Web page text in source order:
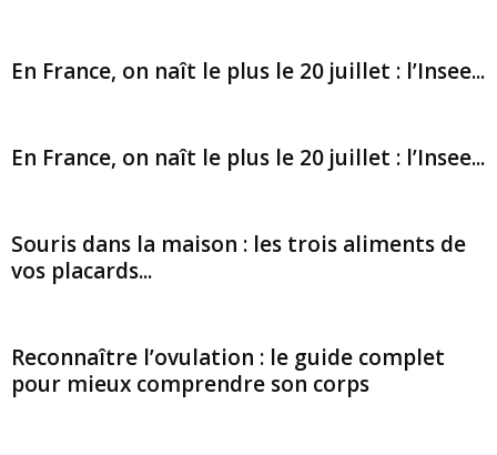
En France, on naît le plus le 20 juillet : l’Insee...
En France, on naît le plus le 20 juillet : l’Insee...
Souris dans la maison : les trois aliments de
vos placards...
Reconnaître l’ovulation : le guide complet
pour mieux comprendre son corps